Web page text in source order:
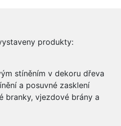
produkty:
stíněním v dekoru dřeva
a posuvné zasklení
branky, vjezdové brány a